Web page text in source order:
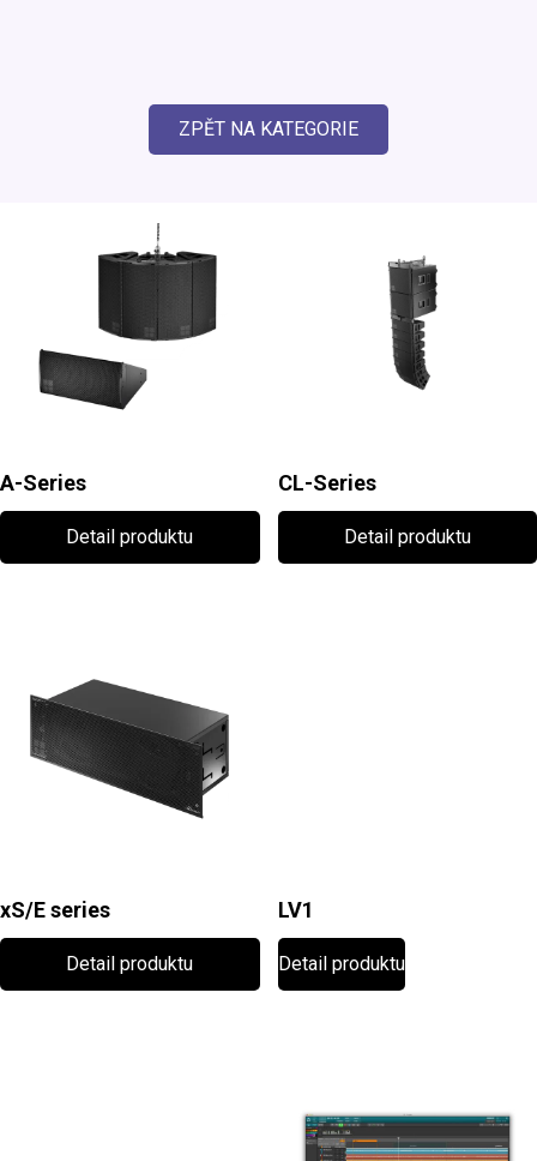
ZPĚT NA KATEGORIE
A-Series
Detail produktu
CL-Series
Detail produktu
xS/E series
Detail produktu
LV1
Detail produktu